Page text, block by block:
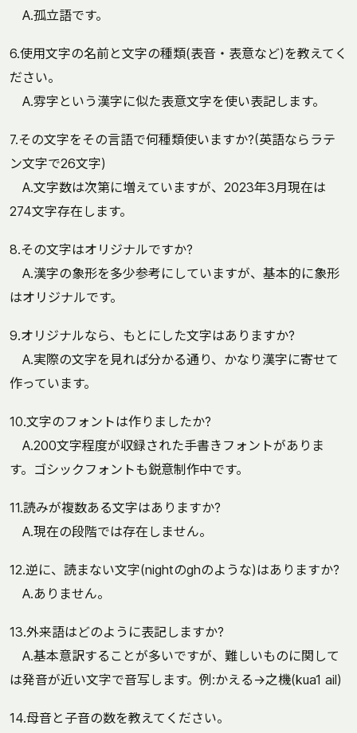
A.孤立語です。
6.使用文字の名前と文字の種類(表音・表意など)を教えてく
ださい。
A.雰字という漢字に似た表意文字を使い表記します。
7.その文字をその言語で何種類使いますか?(英語ならラテ
ン文字で26文字)
A.文字数は次第に増えていますが、2023年3月現在は
274文字存在します。
8.その文字はオリジナルですか?
A.漢字の象形を多少参考にしていますが、基本的に象形
はオリジナルです。
9.オリジナルなら、もとにした文字はありますか?
A.実際の文字を見れば分かる通り、かなり漢字に寄せて
作っています。
10.文字のフォントは作りましたか?
A.200文字程度が収録された手書きフォントがありま
す。ゴシックフォントも鋭意制作中です。
11.読みが複数ある文字はありますか?
A.現在の段階では存在しません。
12.逆に、読まない文字(nightのghのような)はありますか?
A.ありません。
13.外来語はどのように表記しますか?
A.基本意訳することが多いですが、難しいものに関して
は発音が近い文字で音写します。例:かえる→之機(kua1 ail)
14.母音と子音の数を教えてください。